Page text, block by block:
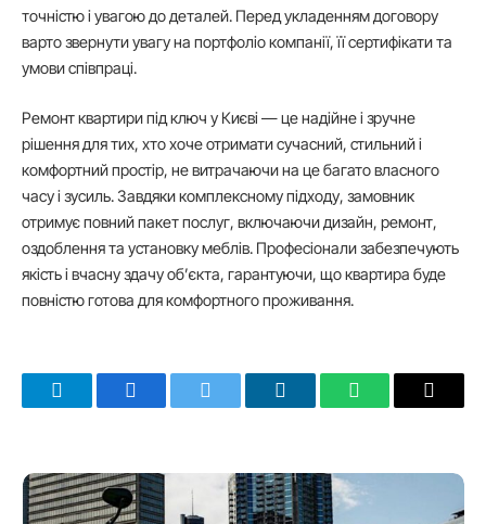
точністю і увагою до деталей. Перед укладенням договору
варто звернути увагу на портфоліо компанії, її сертифікати та
умови співпраці.
Ремонт квартири під ключ у Києві — це надійне і зручне
рішення для тих, хто хоче отримати сучасний, стильний і
комфортний простір, не витрачаючи на це багато власного
часу і зусиль. Завдяки комплексному підходу, замовник
отримує повний пакет послуг, включаючи дизайн, ремонт,
оздоблення та установку меблів. Професіонали забезпечують
якість і вчасну здачу об’єкта, гарантуючи, що квартира буде
повністю готова для комфортного проживання.
TelegramFacebookTwitter LinkedInWhatsAppEmail